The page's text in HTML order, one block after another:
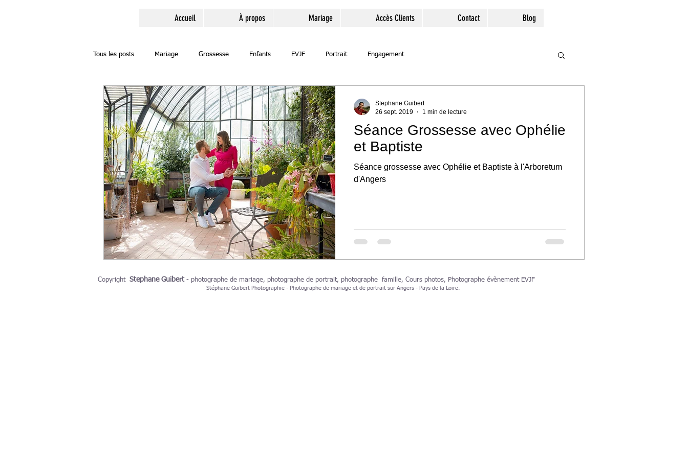
Accueil À propos Mariage Accès Clients Contact Blog
Tous les posts Mariage Grossesse Enfants EVJF Portrait Engagement
Séance Grossesse avec Ophélie
et Baptiste
Séance grossesse avec Ophélie et Baptiste à l'Arboretum
d'Angers
Stephane Guibert
26 sept. 2019
1 min de lecture
Copyright Stephane Guibert- photographe de mariage, photographe de portrait, photographe famille, Cours photos, Photographe évènement EVJF
Stéphane Guibert Photographie - Photographe de mariage et de portrait sur Angers - Pays de la Loire.